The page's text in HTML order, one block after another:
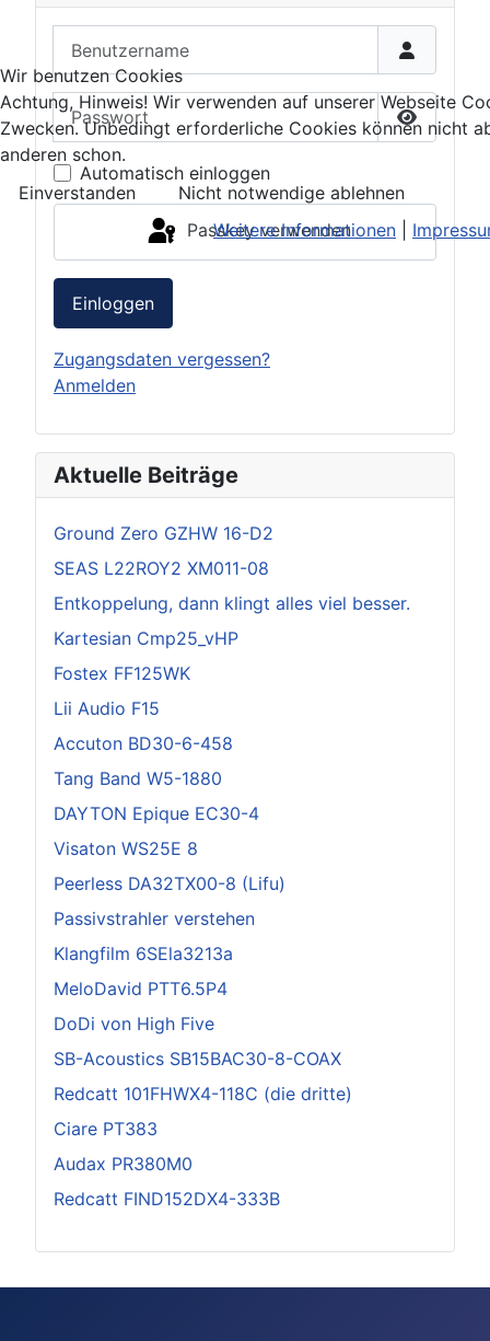
Passwort
Passwort
Automatisch einloggen
Passkey verwenden
Einloggen
Zugangsdaten vergessen?
Anmelden
Aktuelle Beiträge
Ground Zero GZHW 16-D2
SEAS L22ROY2 XM011-08
Entkoppelung, dann klingt alles viel besser.
Kartesian Cmp25_vHP
Fostex FF125WK
Lii Audio F15
Accuton BD30-6-458
Tang Band W5-1880
DAYTON Epique EC30-4
Visaton WS25E 8
Peerless DA32TX00-8 (Lifu)
Passivstrahler verstehen
Klangfilm 6SEla3213a
MeloDavid PTT6.5P4
DoDi von High Five
SB-Acoustics SB15BAC30-8-COAX
Redcatt 101FHWX4-118C (die dritte)
Ciare PT383
Audax PR380M0
Redcatt FIND152DX4-333B
Wir benutzen Cookies
Achtung, Hinweis! Wir verwenden auf unserer Webseite
Zwecken. Unbedingt erforderliche Cookies können nicht
anderen schon.
Einverstanden
Nicht notwendige ablehnen
Weitere Informationen